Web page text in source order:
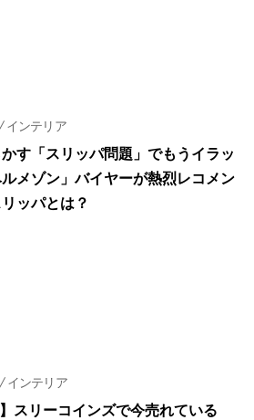
/ インテリア
す「スリッパ問題」でもうイラッ
メゾン」バイヤーが熱烈レコメン
ッパとは？
/ インテリア
スリーコインズで今売れている